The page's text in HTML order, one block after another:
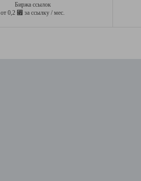
Биржа ссылок
от 0,2 ⃏ за ссылку / мес.